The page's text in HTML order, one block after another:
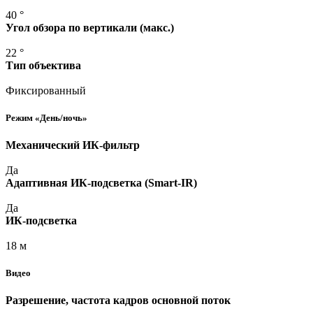
40 °
Угол обзора по вертикали (макс.)
22 °
Тип объектива
Фиксированный
Режим «День/ночь»
Механический ИК-фильтр
Да
Адаптивная ИК-подсветка (Smart-IR)
Да
ИК-подсветка
18 м
Видео
Разрешение, частота кадров основной поток